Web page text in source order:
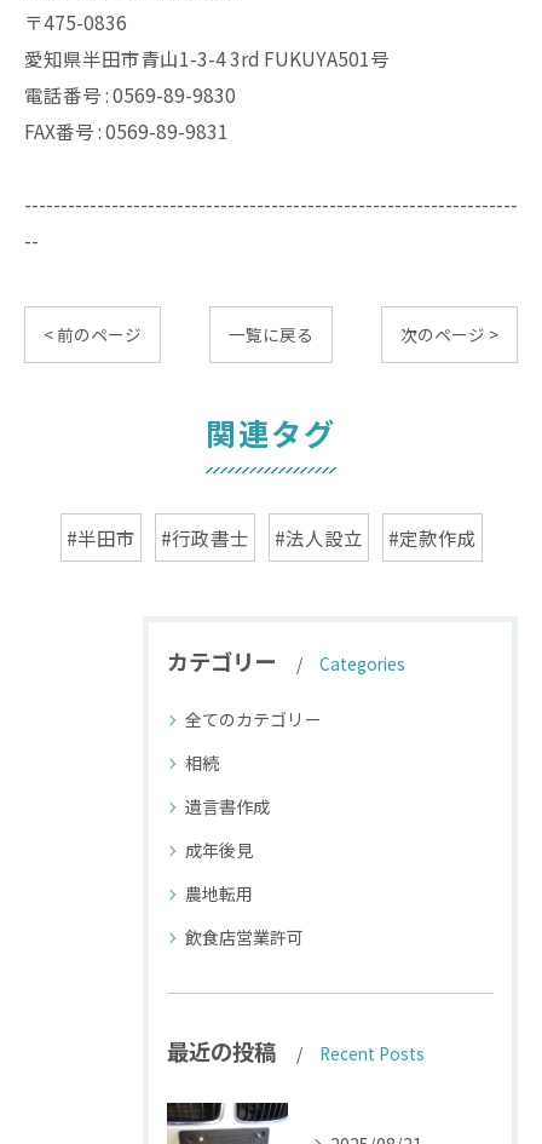
〒475-0836
愛知県半田市青山1-3-4 3rd FUKUYA501号
電話番号 :0569-89-9830
FAX番号 : 0569-89-9831
--------------------------------------------------------------------
--
< 前のページ 一覧に戻る 次のページ >
関連タグ
#半田市 #行政書士 #法人設立 #定款作成
カテゴリー Categories
全てのカテゴリー
相続
遺言書作成
成年後見
農地転用
飲食店営業許可
最近の投稿 Recent Posts